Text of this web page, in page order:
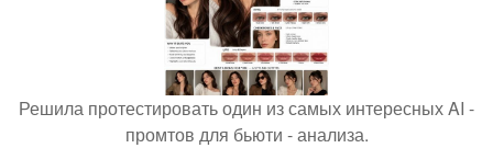
Решила протестировать один из самых интересных AI -
промтов для бьюти - анализа.